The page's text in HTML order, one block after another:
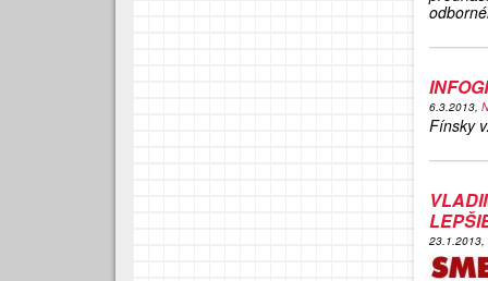
6.3.2013,
Fínsky
23.1.2013,